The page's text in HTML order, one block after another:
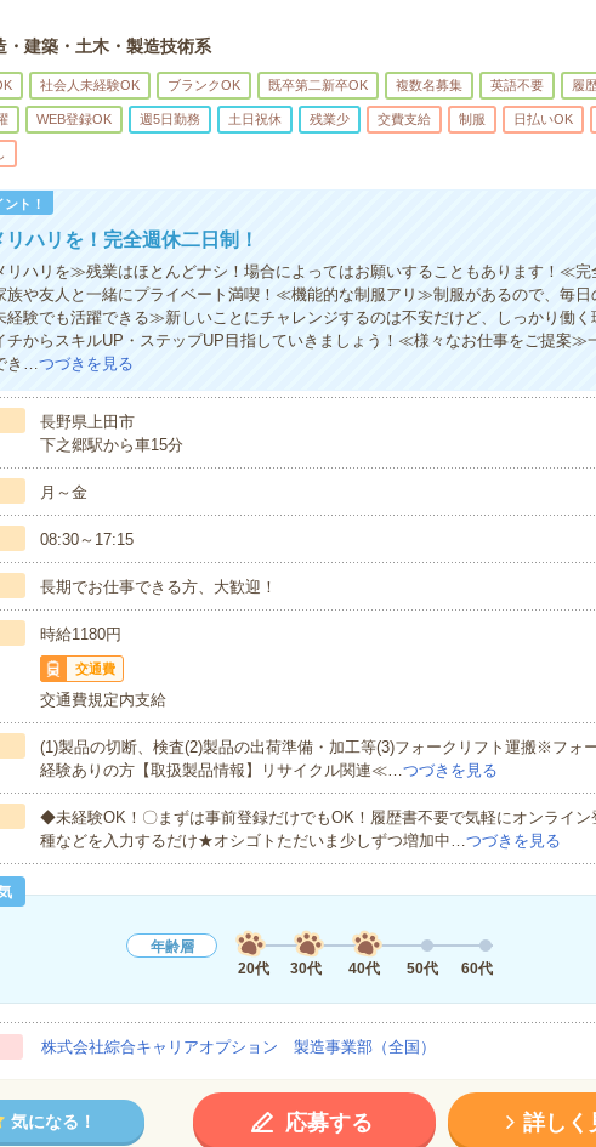
・建築・土木・製造技術系
社会人未経験OK ブランクOK 既卒第二新卒OK 複数名募集 英語不要 履
WEB登録OK 週5日勤務 土日祝休 残業少 交費支給 制服 日払いOK
ト！
リハリを！完全週休二日制！
ハリを≫残業はほとんどナシ！場合によってはお願いすることもあります！≪完
や友人と一緒にプライベート満喫！≪機能的な制服アリ≫制服があるので、毎日
験でも活躍できる≫新しいことにチャレンジするのは不安だけど、しっかり働く
チからスキルUP・ステップUP目指していきましょう！≪様々なお仕事をご提案≫
き…つづきを見る
長野県上田市
下之郷駅から車15分
月～金
08:30～17:15
長期でお仕事できる方、大歓迎！
時給1180円
交通費
交通費規定内支給
(1)製品の切断、検査(2)製品の出荷準備・加工等(3)フォークリフト運搬※フォ
経験ありの方【取扱製品情報】リサイクル関連≪…つづきを見る
◆未経験OK！〇まずは事前登録だけでもOK！履歴書不要で気軽にオンライ
種などを入力するだけ★オシゴトただいま少しずつ増加中…つづきを見る
年齢層
20代
30代 40代 50代 60代
株式会社綜合キャリアオプション 製造事業部（全国）
気になる！ 応募する 詳しく